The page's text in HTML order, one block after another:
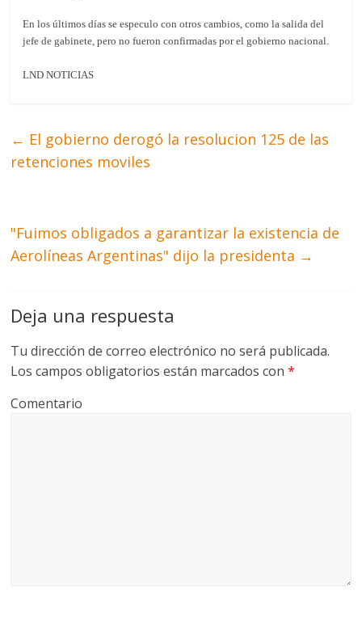
En los últimos días se especulo con otros cambios, como la salida del
jefe de gabinete, pero no fueron confirmadas por el gobierno nacional.
LND NOTICIAS
← El gobierno derogó la resolucion 125 de las
retenciones moviles
"Fuimos obligados a garantizar la existencia de
Aerolíneas Argentinas" dijo la presidenta →
Deja una respuesta
Tu dirección de correo electrónico no será publicada.
Los campos obligatorios están marcados con*
Comentario